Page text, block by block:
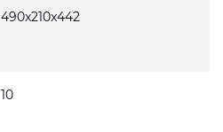
490x210x442
10